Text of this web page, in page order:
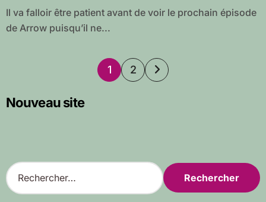
Il va falloir être patient avant de voir le prochain épisode
de Arrow puisqu’il ne...
Pagination
1 2
Nouveau site
R
e
c